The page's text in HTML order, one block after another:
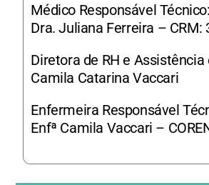
Médico Responsável Técnico:
Dra. Juliana Ferreira – CRM:
Diretora de RH e Assistência
Camila Catarina Vaccari
Enfermeira Responsável
Enfª Camila Vaccari –